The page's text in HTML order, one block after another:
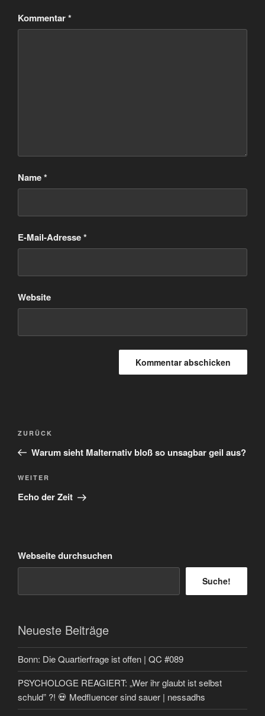
Kommentar*
Name*
E-Mail-Adresse*
Website
Beitragsnavigation
Vorheriger
Beitrag
ZURÜCK
Warum sieht Malternativ bloß so unsagbar geil aus?
Nächster
Beitrag
WEITER
Echo der Zeit
Webseite durchsuchen
Suche!
Neueste Beiträge
Bonn: Die Quartierfrage ist offen | QC #089
PSYCHOLOGE REAGIERT: „Wer ihr glaubt ist selbst
schuld” ?! 💀 Medfluencer sind sauer | nessadhs